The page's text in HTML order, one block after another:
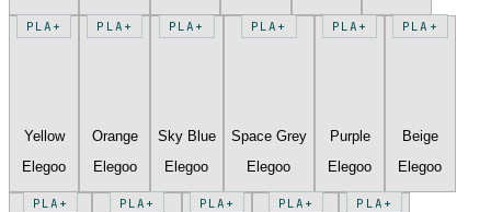
PLA+
Yellow
Elegoo
PLA+
Orange
Elegoo
PLA+
Sky Blue
Elegoo
PLA+
Space Grey
Elegoo
PLA+
Purple
Elegoo
PLA+
Beige
Elegoo
PLA+ PLA+ PLA+ PLA+ PLA+